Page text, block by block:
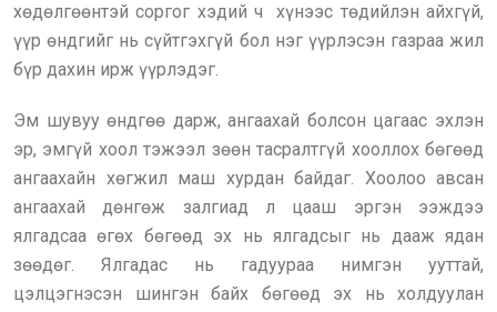
хөдөлгөөнтэй соргог хэдий ч хүнээс төдийлэн айхгүй,
үүр өндгийг нь сүйтгэхгүй бол нэг үүрлэсэн газраа жил
бүр дахин ирж үүрлэдэг.
Эм шувуу өндгөө дарж, ангаахай болсон цагаас эхлэн
эр, эмгүй хоол тэжээл зөөн тасралтгүй хооллох бөгөөд
ангаахайн хөгжил маш хурдан байдаг. Хоолоо авсан
ангаахай дөнгөж залгиад л цааш эргэн ээждээ
ялгадсаа өгөх бөгөөд эх нь ялгадсыг нь дааж ядан
зөөдөг. Ялгадас нь гадуураа нимгэн ууттай,
цэлцэгнэсэн шингэн байх бөгөөд эх нь холдуулан